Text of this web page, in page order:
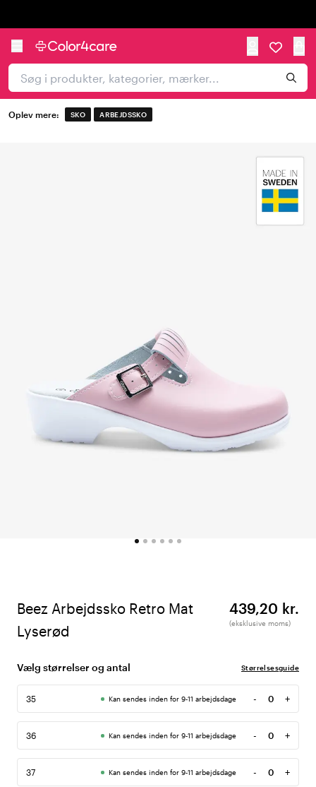
Oplev mere: SKO ARBEJDSSKO
Beez Arbejdssko Retro Mat
Lyserød
439,20 kr.
(eksklusive moms)
Vælg størrelser og antal Størrelsesguide
35 Kan sendes inden for 9-11 arbejdsdage -
Antal
+
36 Kan sendes inden for 9-11 arbejdsdage -
Antal
+
37 Kan sendes inden for 9-11 arbejdsdage -
Antal
+